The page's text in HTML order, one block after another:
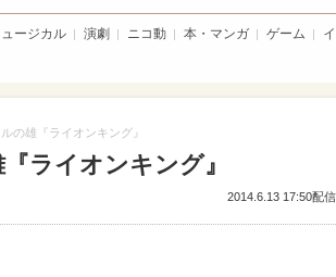
ージカル 演劇 ニコ動 本・マンガ ゲーム
の雄『ライオンキング』
ライオンキング』
2014.6.13 17:50配信